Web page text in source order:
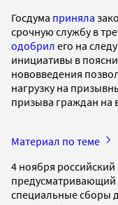
Госдума приняла
срочную службу в
одобрил его на
инициативы в
нововведения
нагрузку на
призыва граждан на
Материал по теме
4 ноября
предусматривающий
специальные сборы